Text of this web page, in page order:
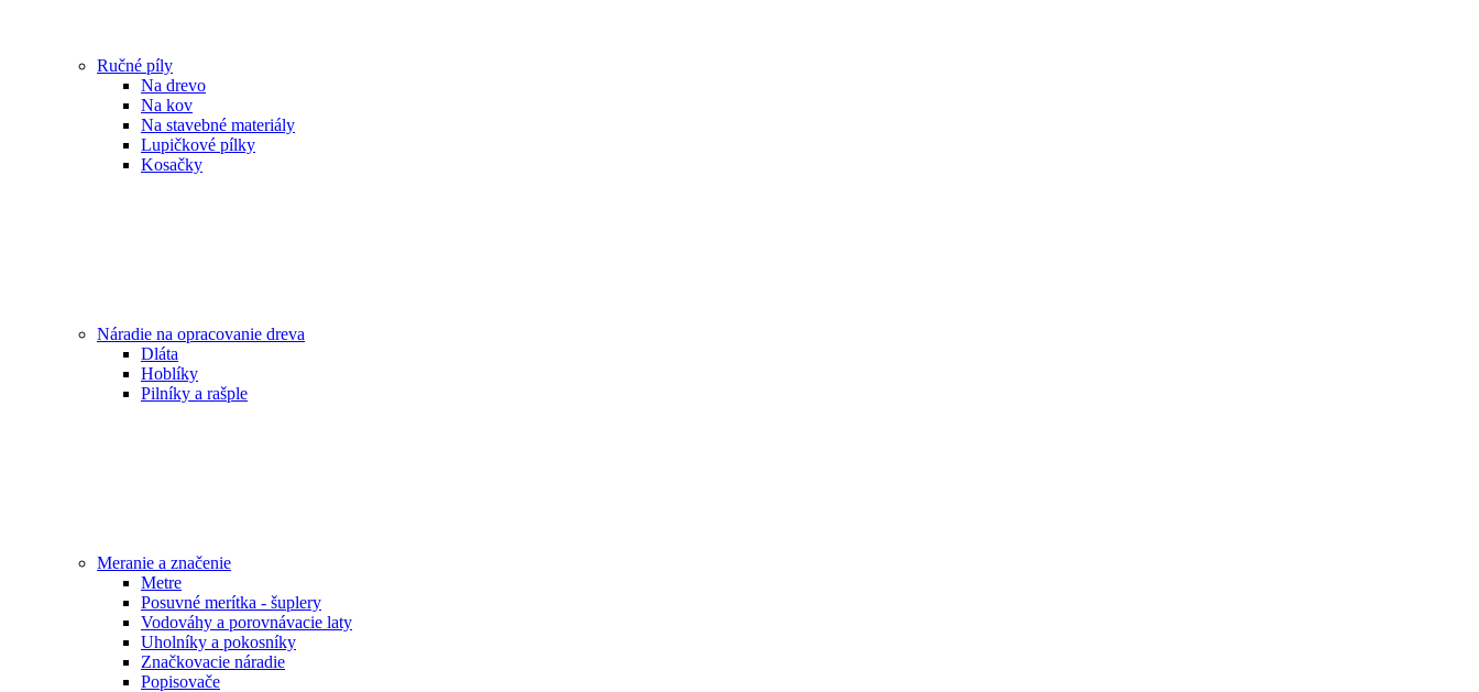
Ručné píly
Na drevo
Na kov
Na stavebné materiály
Lupičkové pílky
Kosačky
Náradie na opracovanie dreva
Dláta
Hoblíky
Pilníky a rašple
Meranie a značenie
Metre
Posuvné merítka - šuplery
Vodováhy a porovnávacie laty
Uholníky a pokosníky
Značkovacie náradie
Popisovače